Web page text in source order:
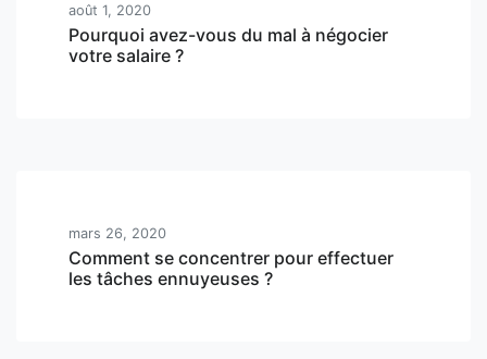
août 1, 2020
Pourquoi avez-vous du mal à négocier
votre salaire ?
mars 26, 2020
Comment se concentrer pour effectuer
les tâches ennuyeuses ?